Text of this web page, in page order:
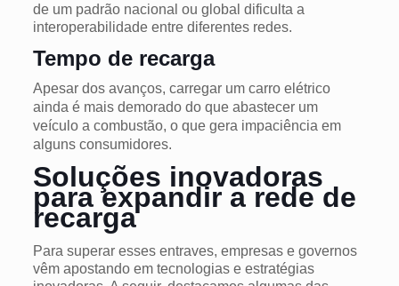
de um padrão nacional ou global dificulta a
interoperabilidade entre diferentes redes.
Tempo de recarga
Apesar dos avanços, carregar um carro elétrico
ainda é mais demorado do que abastecer um
veículo a combustão, o que gera impaciência em
alguns consumidores.
Soluções inovadoras
para expandir a rede de
recarga
Para superar esses entraves, empresas e governos
vêm apostando em tecnologias e estratégias